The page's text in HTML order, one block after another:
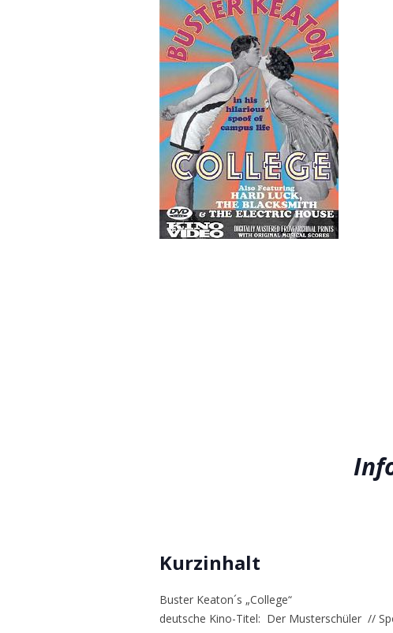
Kurzinhalt
Buster Keaton´s „College“
deutsche Kino-Titel: Der Musterschüler //